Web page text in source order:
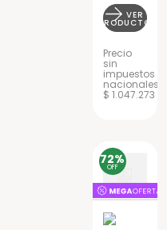
VER
PRODUCTO
Precio
sin
impuestos
nacionales
$ 1.047.273
72%
OFF